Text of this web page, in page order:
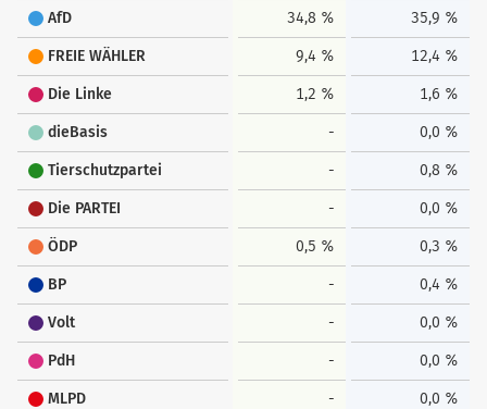
AfD 34,8 % 35,9 %
FREIE WÄHLER 9,4 % 12,4 %
Die Linke 1,2 % 1,6 %
dieBasis - 0,0 %
Tierschutzpartei - 0,8 %
Die PARTEI - 0,0 %
ÖDP 0,5 % 0,3 %
BP - 0,4 %
Volt - 0,0 %
PdH - 0,0 %
MLPD - 0,0 %